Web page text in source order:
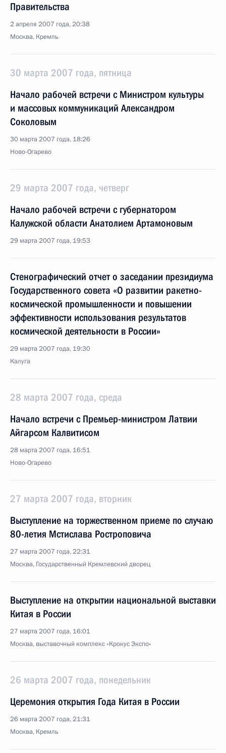
Правительства
2 апреля 2007 года, 20:38
Москва, Кремль
30 марта 2007 года, пятница
Начало рабочей встречи с Министром культуры
и массовых коммуникаций Александром
Соколовым
30 марта 2007 года, 18:26
Ново-Огарево
29 марта 2007 года, четверг
Начало рабочей встречи с губернатором
Калужской области Анатолием Артамоновым
29 марта 2007 года, 19:53
Стенографический отчет о заседании президиума
Государственного совета «О развитии ракетно-
космической промышленности и повышении
эффективности использования результатов
космической деятельности в России»
29 марта 2007 года, 19:30
Калуга
28 марта 2007 года, среда
Начало встречи с Премьер-министром Латвии
Айгарсом Калвитисом
28 марта 2007 года, 16:51
Ново-Огарево
27 марта 2007 года, вторник
Выступление на торжественном приеме по случаю
80-летия Мстислава Ростроповича
27 марта 2007 года, 22:31
Москва, Государственный Кремлевский дворец
Выступление на открытии национальной выставки
Китая в России
27 марта 2007 года, 16:01
Москва, выставочный комплекс «Крокус Экспо»
26 марта 2007 года, понедельник
Церемония открытия Года Китая в России
26 марта 2007 года, 21:31
Москва, Кремль